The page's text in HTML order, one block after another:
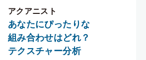
アクアニスト
あなたにぴったりな
組み合わせはどれ？
テクスチャー分析